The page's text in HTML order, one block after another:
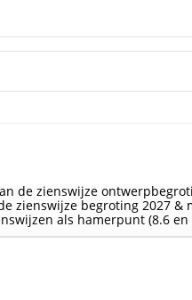
de zienswijze
zienswijze begroting 2027
als hamerpunt (8.6